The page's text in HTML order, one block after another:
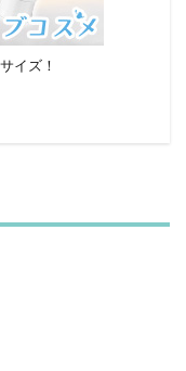
イズ！